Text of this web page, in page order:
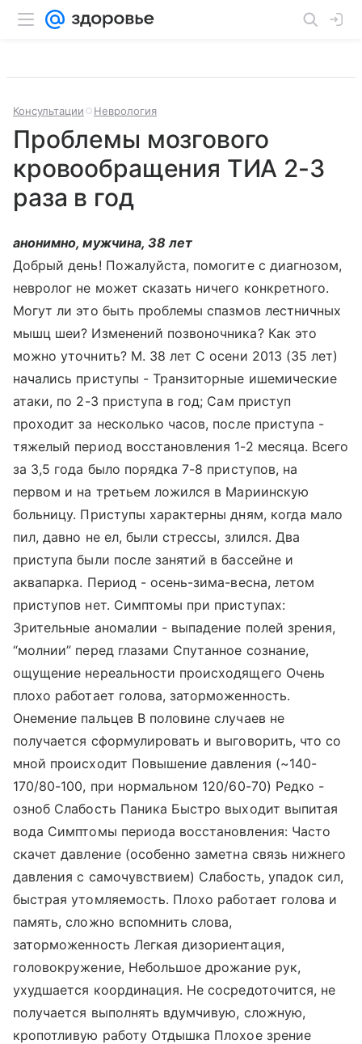
Консультации Неврология
Проблемы мозгового
кровообращения ТИА 2-3
раза в год
анонимно, мужчина, 38 лет
Добрый день! Пожалуйста, помогите с диагнозом,
невролог не может сказать ничего конкретного.
Могут ли это быть проблемы спазмов лестничных
мышц шеи? Изменений позвоночника? Как это
можно уточнить? М. 38 лет С осени 2013 (35 лет)
начались приступы - Транзиторные ишемические
атаки, по 2-3 приступа в год; Сам приступ
проходит за несколько часов, после приступа -
тяжелый период восстановления 1-2 месяца. Всего
за 3,5 года было порядка 7-8 приступов, на
первом и на третьем ложился в Мариинскую
больницу. Приступы характерны дням, когда мало
пил, давно не ел, были стрессы, злился. Два
приступа были после занятий в бассейне и
аквапарка. Период - осень-зима-весна, летом
приступов нет. Симптомы при приступах:
Зрительные аномалии - выпадение полей зрения,
“молнии” перед глазами Спутанное сознание,
ощущение нереальности происходящего Очень
плохо работает голова, заторможенность.
Онемение пальцев В половине случаев не
получается сформулировать и выговорить, что со
мной происходит Повышение давления (~140-
170/80-100, при нормальном 120/60-70) Редко -
озноб Слабость Паника Быстро выходит выпитая
вода Симптомы периода восстановления: Часто
скачет давление (особенно заметна связь нижнего
давления с самочувствием) Слабость, упадок сил,
быстрая утомляемость. Плохо работает голова и
память, сложно вспомнить слова,
заторможенность Легкая дизориентация,
головокружение, Небольшое дрожание рук,
ухудшается координация. Не сосредоточится, не
получается выполнять вдумчивую, сложную,
кропотливую работу Отдышка Плохое зрение